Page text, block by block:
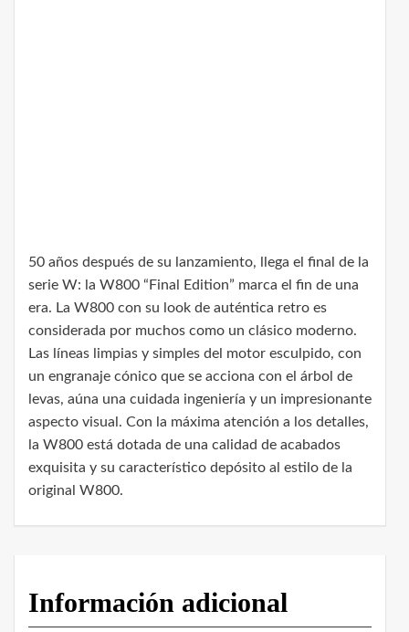
50 años después de su lanzamiento, llega el final de la
serie W: la W800 “Final Edition” marca el fin de una
era. La W800 con su look de auténtica retro es
considerada por muchos como un clásico moderno.
Las líneas limpias y simples del motor esculpido, con
un engranaje cónico que se acciona con el árbol de
levas, aúna una cuidada ingeniería y un impresionante
aspecto visual. Con la máxima atención a los detalles,
la W800 está dotada de una calidad de acabados
exquisita y su característico depósito al estilo de la
original W800.
Información adicional